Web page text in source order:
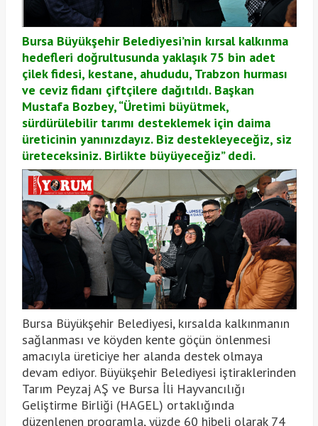
Bursa Büyükşehir Belediyesi’nin kırsal kalkınma
hedefleri doğrultusunda yaklaşık 75 bin adet
çilek fidesi, kestane, ahududu, Trabzon hurması
ve ceviz fidanı çiftçilere dağıtıldı. Başkan
Mustafa Bozbey, “Üretimi büyütmek,
sürdürülebilir tarımı desteklemek için daima
üreticinin yanınızdayız. Biz destekleyeceğiz, siz
üreteceksiniz. Birlikte büyüyeceğiz” dedi.
Bursa Büyükşehir Belediyesi, kırsalda kalkınmanın
sağlanması ve köyden kente göçün önlenmesi
amacıyla üreticiye her alanda destek olmaya
devam ediyor. Büyükşehir Belediyesi iştiraklerinden
Tarım Peyzaj AŞ ve Bursa İli Hayvancılığı
Geliştirme Birliği (HAGEL) ortaklığında
düzenlenen programla, yüzde 60 hibeli olarak 74